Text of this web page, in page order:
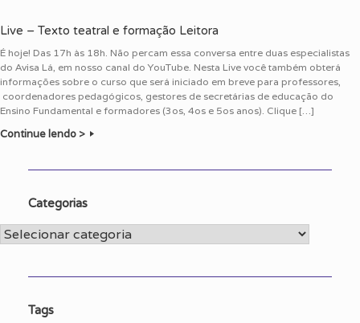
Live – Texto teatral e formação Leitora
É hoje! Das 17h às 18h. Não percam essa conversa entre duas especialistas
do Avisa Lá, em nosso canal do YouTube. Nesta Live você também obterá
informações sobre o curso que será iniciado em breve para professores,
coordenadores pedagógicos, gestores de secretárias de educação do
Ensino Fundamental e formadores (3os, 4os e 5os anos). Clique […]
Continue lendo >
Categorias
Categorias
Tags